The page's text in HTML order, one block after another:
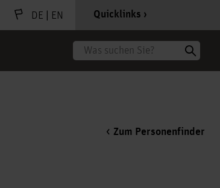
DE | EN Quicklinks
Suche
Zum Personenfinder